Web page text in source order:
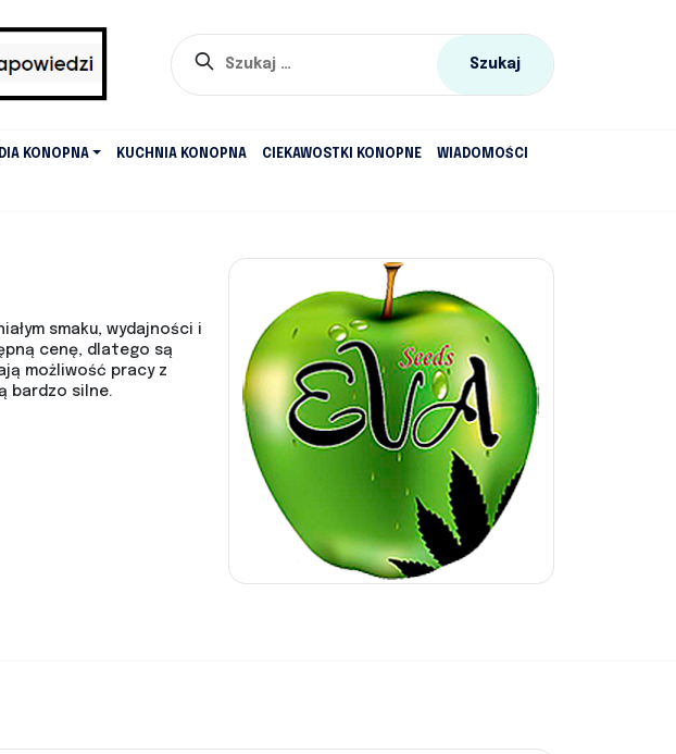
KONOPNA KUCHNIA KONOPNA CIEKAWOSTKI KONOPNE WIADOMOŚCI
smaku, wydajności i
cenę, dlatego są
możliwość pracy z
bardzo silne.